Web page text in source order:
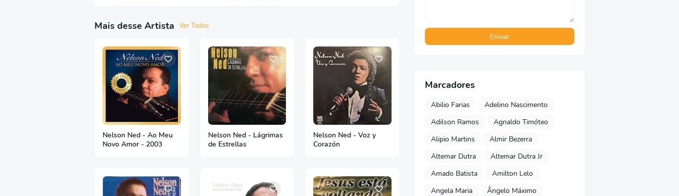
Mais desse Artista Ver Todos
Nelson Ned - Ao Meu
Novo Amor - 2003
Nelson Ned - Lágrimas
de Estrellas
Nelson Ned - Voz y
Corazón
Marcadores
Abilio Farias
Adelino Nascimento
Adilson Ramos
Agnaldo Timóteo
Alipio Martins
Almir Bezerra
Altemar Dutra
Altemar Dutra Jr
Amado Batista
Amilton Lelo
Angela Maria
Ângelo Máximo